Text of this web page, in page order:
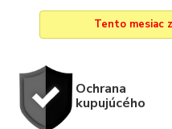
Tento mesiac
Ochrana
kupujúcého